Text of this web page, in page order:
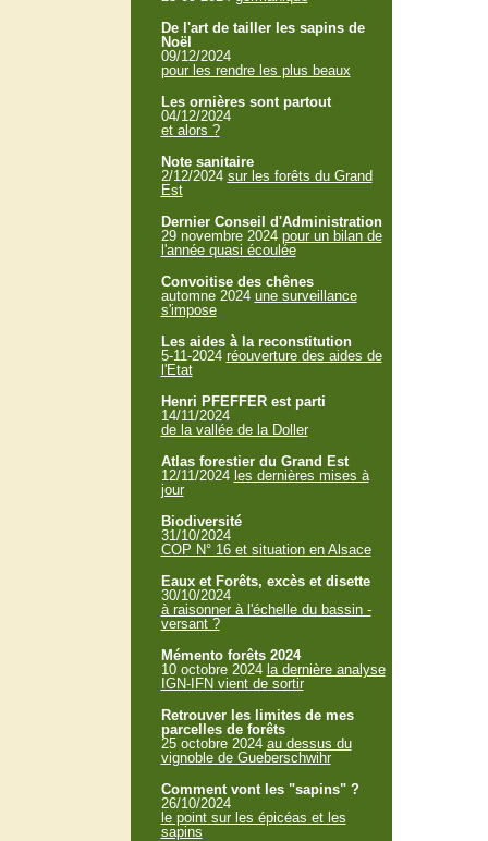
De l'art de tailler les sapins de
Noël
09/12/2024
pour les rendre les plus beaux
Les ornières sont partout
04/12/2024
et alors ?
Note sanitaire
2/12/2024 sur les forêts du Grand
Est
Dernier Conseil d'Administration
29 novembre 2024 pour un bilan de
l'année quasi écoulée
Convoitise des chênes
automne 2024 une surveillance
s'impose
Les aides à la reconstitution
5-11-2024 réouverture des aides de
l'Etat
Henri PFEFFER est parti
14/11/2024
de la vallée de la Doller
Atlas forestier du Grand Est
12/11/2024 les dernières mises à
jour
Biodiversité
31/10/2024
COP N° 16 et situation en Alsace
Eaux et Forêts, excès et disette
30/10/2024
à raisonner à l'échelle du bassin -
versant ?
Mémento forêts 2024
10 octobre 2024 la dernière analyse
IGN-IFN vient de sortir
Retrouver les limites de mes
parcelles de forêts
25 octobre 2024 au dessus du
vignoble de Gueberschwihr
Comment vont les "sapins" ?
26/10/2024
le point sur les épicéas et les
sapins